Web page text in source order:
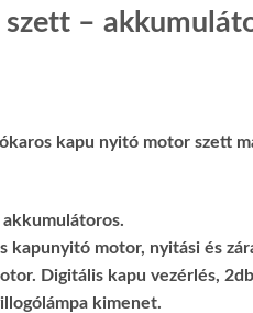
–
kapu nyitó motor szett
kapunyitó motor, nyitási és
Digitális kapu vezérlés,
kimenet.